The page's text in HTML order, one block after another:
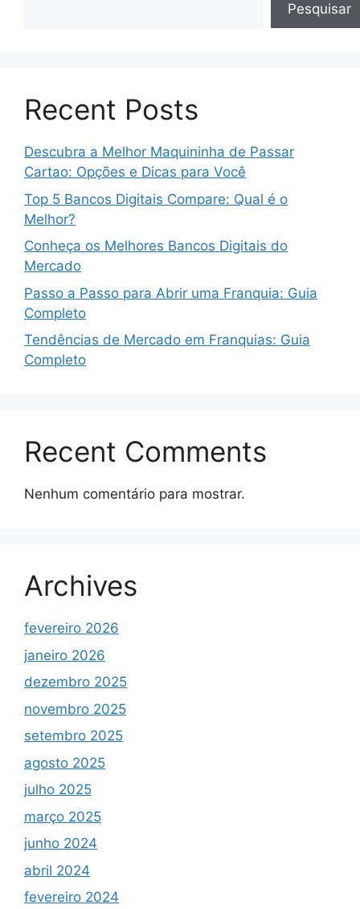
Pesquisar
Recent Posts
Descubra a Melhor Maquininha de Passar
Cartao: Opções e Dicas para Você
Top 5 Bancos Digitais Compare: Qual é o
Melhor?
Conheça os Melhores Bancos Digitais do
Mercado
Passo a Passo para Abrir uma Franquia: Guia
Completo
Tendências de Mercado em Franquias: Guia
Completo
Recent Comments
Nenhum comentário para mostrar.
Archives
fevereiro 2026
janeiro 2026
dezembro 2025
novembro 2025
setembro 2025
agosto 2025
julho 2025
março 2025
junho 2024
abril 2024
fevereiro 2024